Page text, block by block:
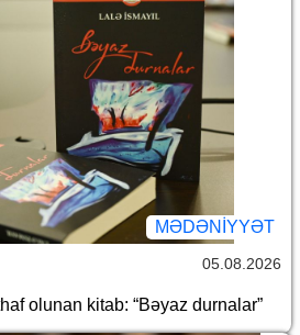
MƏDƏNIYYƏT
05.08.2026
olunan kitab: “Bəyaz durnalar”